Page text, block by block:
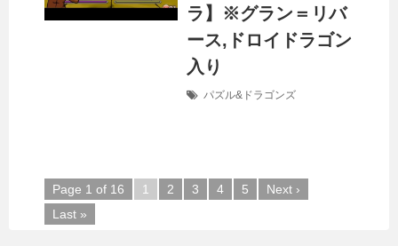
ラ】※グラン＝リバ
ース,ドロイドラゴン
入り
パズル&ドラゴンズ
Page 1 of 16 1 2 3 4 5
Next ›
Last »